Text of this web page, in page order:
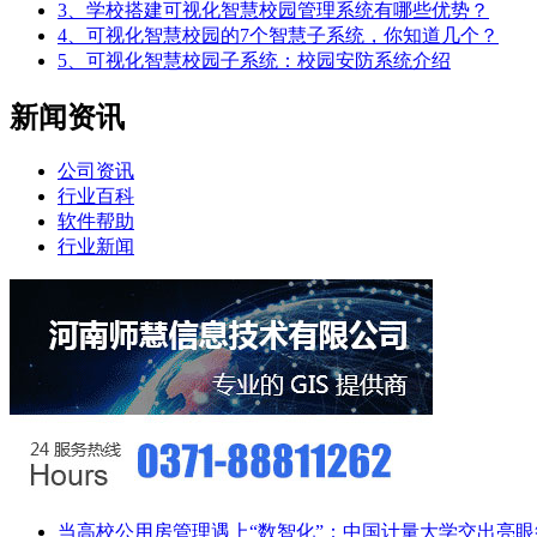
3、学校搭建可视化智慧校园管理系统有哪些优势？
4、可视化智慧校园的7个智慧子系统，你知道几个？
5、可视化智慧校园子系统：校园安防系统介绍
新闻资讯
公司资讯
行业百科
软件帮助
行业新闻
当高校公用房管理遇上“数智化”：中国计量大学交出亮